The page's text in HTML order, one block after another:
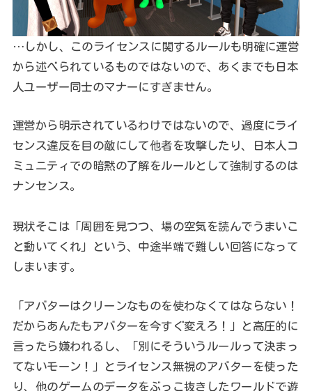
…しかし、このライセンスに関するルールも明確に運営
から述べられているものではないので、あくまでも日本
人ユーザー同士のマナーにすぎません。
運営から明示されているわけではないので、過度にライ
センス違反を目の敵にして他者を攻撃したり、日本人コ
ミュニティでの暗黙の了解をルールとして強制するのは
ナンセンス。
現状そこは「周囲を見つつ、場の空気を読んでうまいこ
と動いてくれ」という、中途半端で難しい回答になって
しまいます。
「アバターはクリーンなものを使わなくてはならない！
だからあんたもアバターを今すぐ変えろ！」と高圧的に
言ったら嫌われるし、「別にそういうルールって決まっ
てないモーン！」とライセンス無視のアバターを使った
り、他のゲームのデータをぶっこ抜きしたワールドで遊